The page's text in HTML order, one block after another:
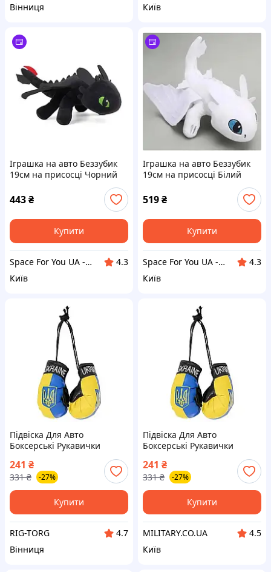
Вінниця
Київ
Іграшка на авто Беззубик
19см на присосці Чорний
443₴
Купити
Space For You UA - STORE
4.3
Київ
Іграшка на авто Беззубик
19см на присосці Білий
519₴
Купити
Space For You UA - STORE
4.3
Київ
Підвіска Для Авто
Боксерські Рукавички
Ukraine 10см Жовто-синій
241 ₴
331 ₴ -27%
Купити
RIG-TORG
4.7
Вінниця
Підвіска Для Авто
Боксерські Рукавички
Ukraine 10см Жовто-синій
241 ₴
331 ₴ -27%
Купити
MILITARY.CO.UA
4.5
Київ